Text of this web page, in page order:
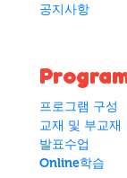
공지사항
프로그램 구성
교재 및 부교재
발표수업
Online학습